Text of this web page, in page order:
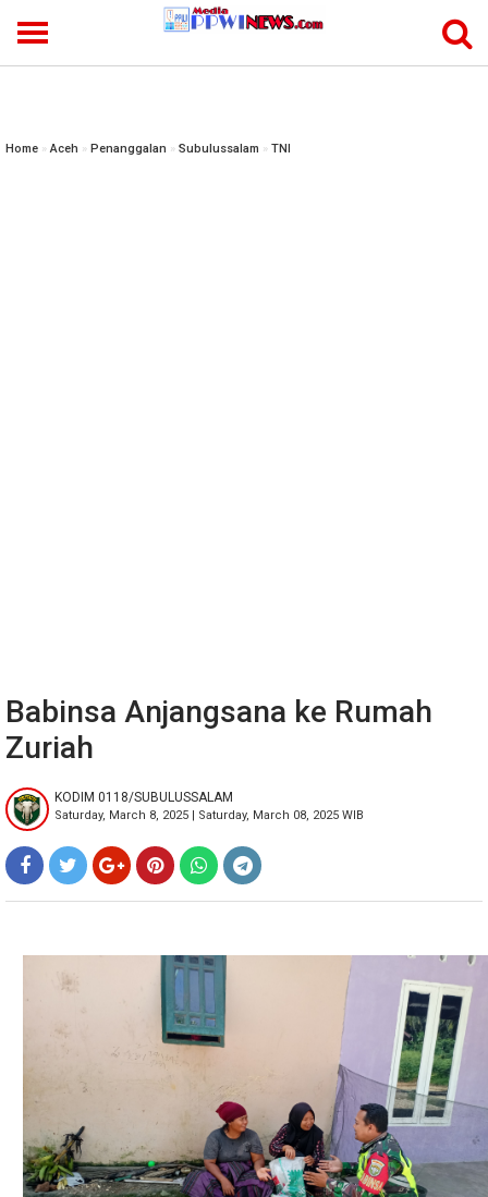
Home »Aceh » Penanggalan » Subulussalam » TNI
Babinsa Anjangsana ke Rumah
Zuriah
KODIM 0118/SUBULUSSALAM
Saturday, March 8, 2025 | Saturday, March 08, 2025 WIB